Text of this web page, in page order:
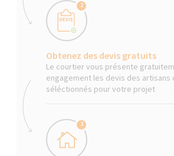
2
Obtenez des devis gratuits
Le courtier vous présente
engagement les devis des artisans
séléctionnés pour votre projet
3